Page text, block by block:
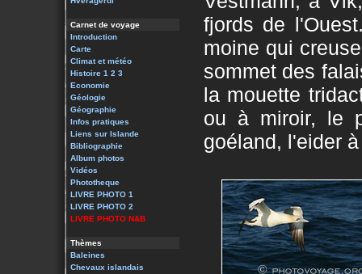
Carnet de voyage
Introduction
Carte
Climat et météo
Histoire 1 2 3
Economie
Géologie
Géographie
Infos pratiques
Liens sur Islande
Bibliographie
Album photos
Vidéos
Phototheque
LIVRE PHOTO 1
LIVRE PHOTO 2
LIVRE PHOTO N&B
Thèmes
Baleines
Chevaux islandais
fjords de
moine qui
sommet des
la mouette
ou à miroir, le
goéland, l'eider